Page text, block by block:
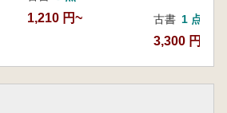
1,210 円~ 古書 1 点
3,300 円